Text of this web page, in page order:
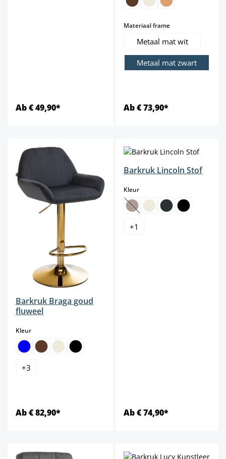
Ab € 49,90*
Materiaal frameselect
Metaal mat wit
Metaal mat zwart
Ab € 73,90*
Barkruk Braga goud
fluweel
Kleurselect
+3
Ab € 82,90*
Barkruk Lincoln Stof
Kleurselect
(Deze optie is momenteel niet
+1
Ab € 74,90*